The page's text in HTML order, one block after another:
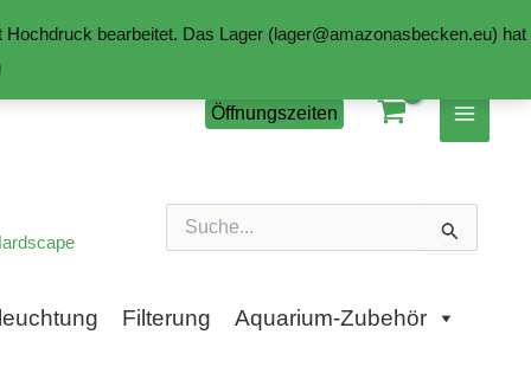
bearbeitet. Das Lager (lager@amazonasbecken.eu) hat
Öffnungszeiten
nach:
Filterung
Aquarium-Zubehör